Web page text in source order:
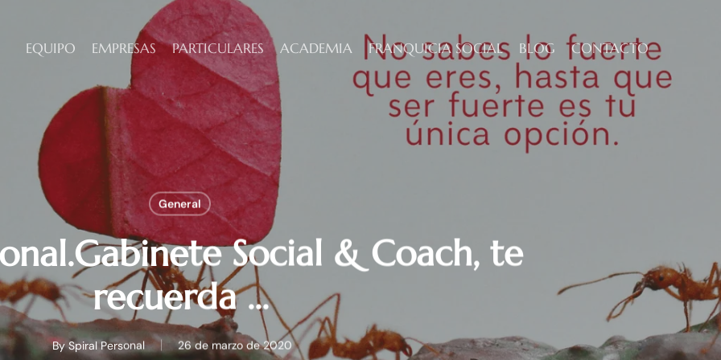
EQUIPO EMPRESAS PARTICULARES ACADEMIA FRANQUICIA SOCIAL BLOG CONTACTO
General
Social & Coach, te
recuerda …
By Spiral Personal 26 de marzo de 2020